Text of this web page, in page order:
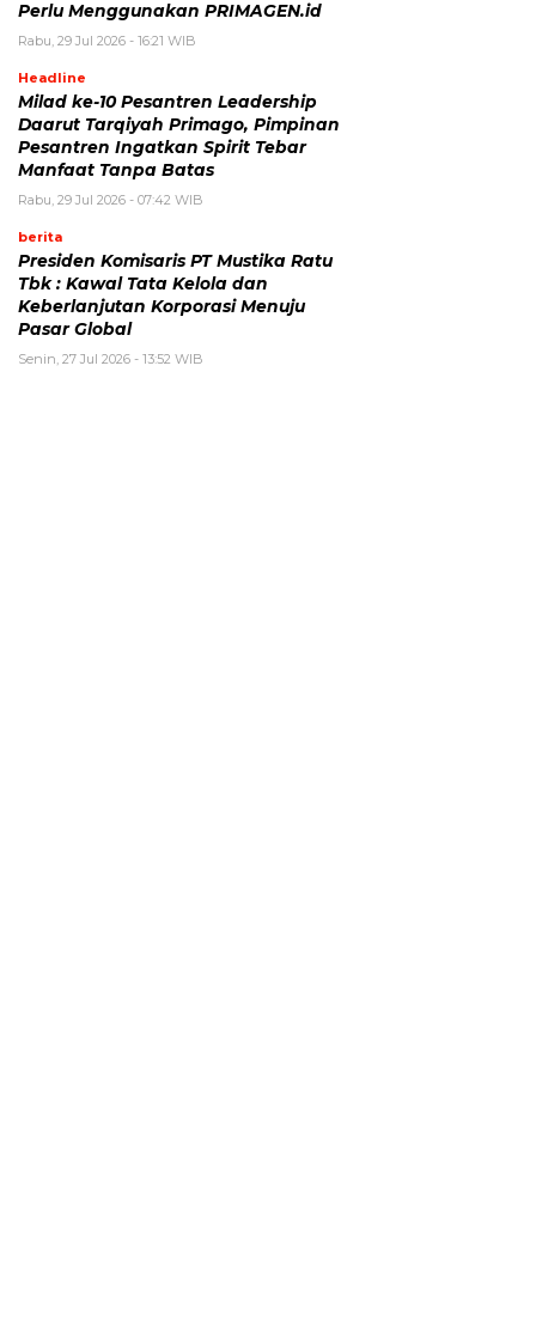
Perlu Menggunakan PRIMAGEN.id
Rabu, 29 Jul 2026 - 16:21 WIB
Headline
Milad ke-10 Pesantren Leadership
Daarut Tarqiyah Primago, Pimpinan
Pesantren Ingatkan Spirit Tebar
Manfaat Tanpa Batas
Rabu, 29 Jul 2026 - 07:42 WIB
berita
Presiden Komisaris PT Mustika Ratu
Tbk : Kawal Tata Kelola dan
Keberlanjutan Korporasi Menuju
Pasar Global
Senin, 27 Jul 2026 - 13:52 WIB